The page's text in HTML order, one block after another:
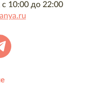
с 10:00 до 22:00